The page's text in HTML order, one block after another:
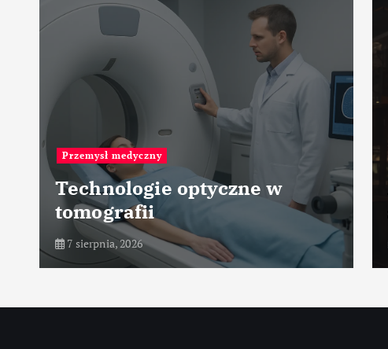
Przemysł hutniczy
Zastosowanie pieców
szybowych
7 sierpnia, 2026